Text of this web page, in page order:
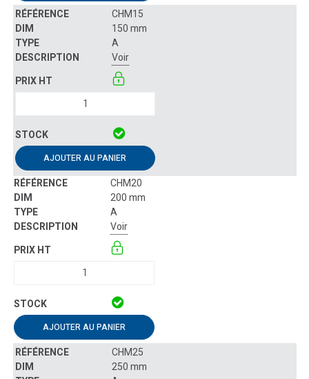
CHM15
150 mm
A
Voir
AJOUTER AU PANIER
CHM20
200 mm
A
Voir
AJOUTER AU PANIER
CHM25
250 mm